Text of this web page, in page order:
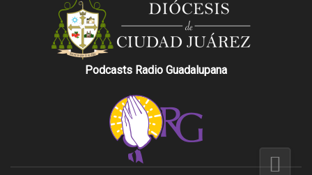
Podcasts Radio Guadalupana